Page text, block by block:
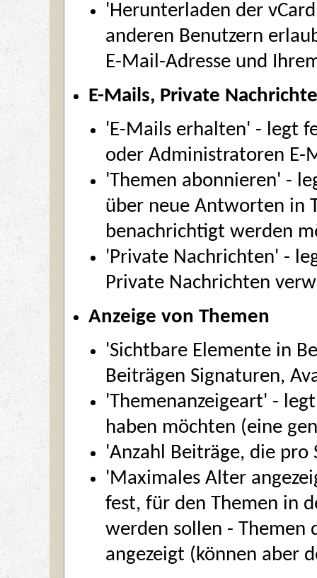
'Herunterladen der
anderen Benutzern
E-Mail-Adresse und
E-Mails, Private
'E-Mails erhalten' - legt
oder Administratoren E-
'Themen abonnieren' -
über neue Antworten in
benachrichtigt werden
'Private Nachrichten' -
Private Nachrichten
Anzeige von Themen
'Sichtbare Elemente in
Beiträgen Signaturen,
'Themenanzeigeart' -
haben möchten (eine
'Anzahl Beiträge, die pro
'Maximales Alter
fest, für den Themen in
werden sollen - Themen
angezeigt (können aber